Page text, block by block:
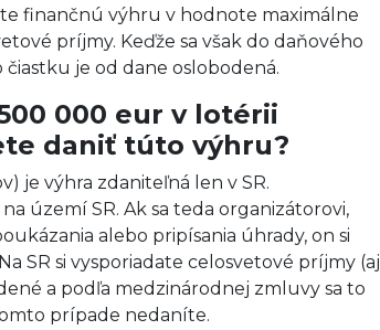
finančnú výhru v hodnote maximálne
príjmy. Keďže sa však do daňového
je od dane oslobodená.
000 eur v lotérii
daniť túto výhru?
je výhra zdaniteľná len v SR.
území SR. Ak sa teda organizátorovi,
alebo pripísania úhrady, on si
SR si vysporiadate celosvetové príjmy (aj
a podľa medzinárodnej zmluvy sa to
prípade nedaníte.